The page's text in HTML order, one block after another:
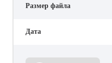
Размер файла
Дата